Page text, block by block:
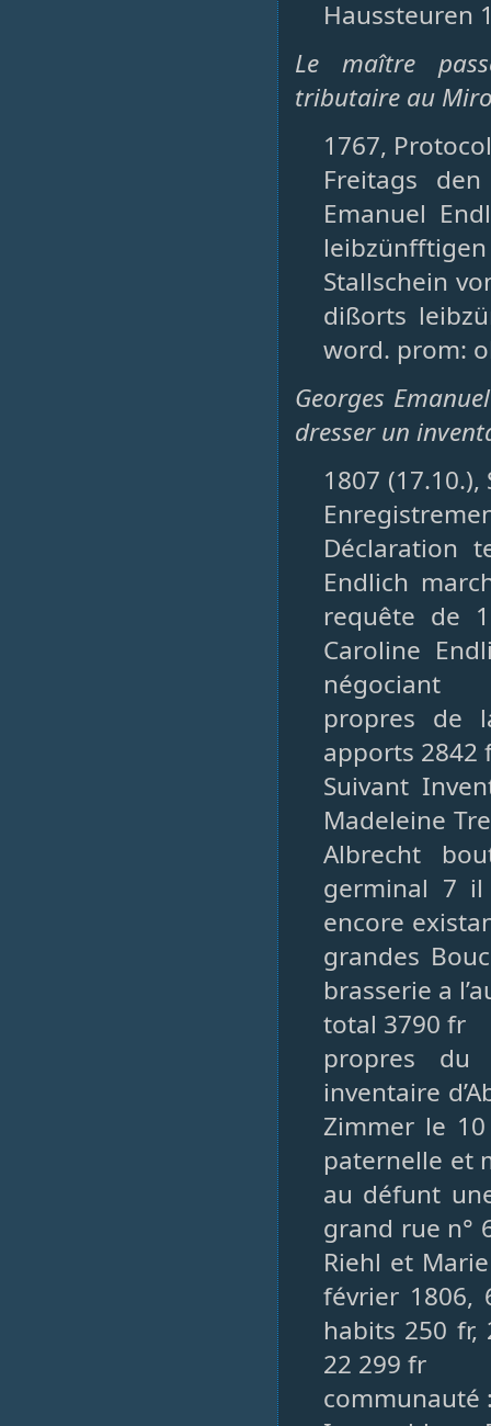
Haussteuren
Le maître
tributaire au
1767,
Freitags
Emanuel
Stallschein
dißorts
word. prom:
Georges
dresser un
1807
Déclaration
Endlich
requête de
Caroline
négociant
propres de
apports 2842
Suivant
Madeleine
Albrecht
germinal 7
encore
grandes
brasserie a
total 3790 fr
propres du
inventaire
Zimmer le
paternelle et
au défunt
grand rue n°
Riehl et
février 1806,
habits 250
22 299 fr
communauté